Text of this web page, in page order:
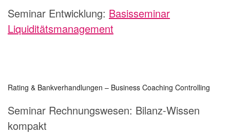
Seminar Entwicklung: Basisseminar
Liquiditätsmanagement
Rating & Bankverhandlungen – Business Coaching Controlling
Seminar Rechnungswesen: Bilanz-Wissen
kompakt